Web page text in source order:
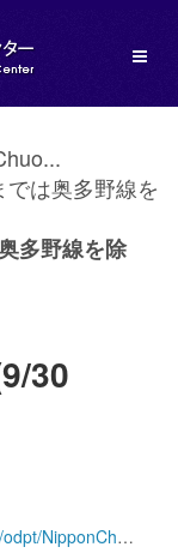
は奥多野線を
多野線を除
30